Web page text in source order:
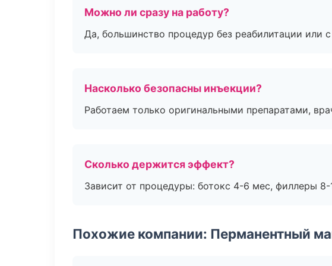
Можно ли сразу на работу?
Да, большинство процедур без реабилитации или
Насколько безопасны инъекции?
Работаем только оригинальными препаратами,
Сколько держится эффект?
Зависит от процедуры: ботокс 4-6 мес, филлеры
Похожие компании: Перманентный